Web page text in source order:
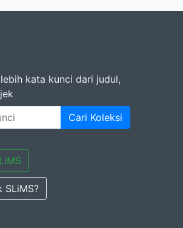
kata kunci dari judul,
Cari Koleksi
SLiMS?